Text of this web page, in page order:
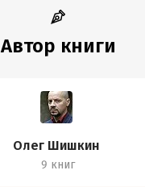
Автор книги
Олег Шишкин
9 книг